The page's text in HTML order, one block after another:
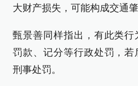
大财产损失，可能构成交通肇
甄景善同样指出，有此类行
罚款、记分等行政处罚，若
刑事处罚。